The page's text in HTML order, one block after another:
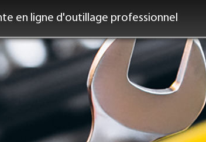
en ligne d'outillage professionnel